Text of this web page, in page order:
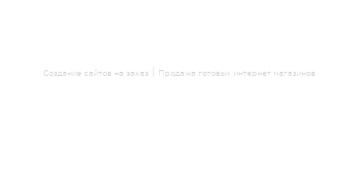
Создание сайтов на заказ Продажа готовых интернет магазинов